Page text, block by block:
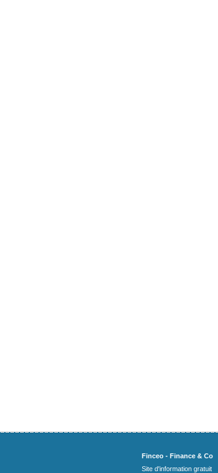
Finceo - Finance & Co
Site d'information gratuit